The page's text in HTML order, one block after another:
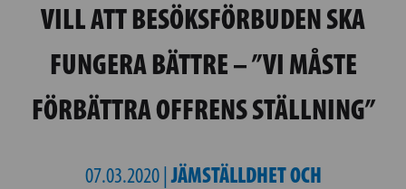
VILL ATT BESÖKSFÖRBUDEN SKA
FUNGERA BÄTTRE – ”VI MÅSTE
FÖRBÄTTRA OFFRENS STÄLLNING”
07.03.2020 |JÄMSTÄLLDHET OCH